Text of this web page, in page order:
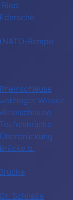
Rampe
Wiesen
b.
Schließe